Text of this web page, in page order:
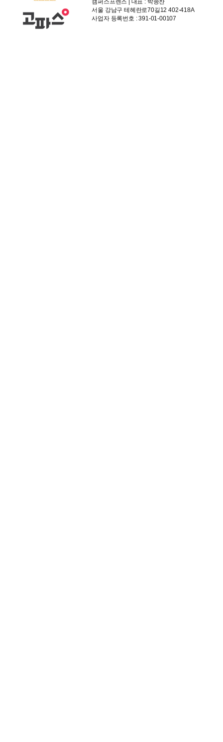
캠퍼스프렌즈 | 대표 : 박종찬
서울 강남구 테헤란로70길12 402-418A
사업자 등록번호 : 391-01-00107